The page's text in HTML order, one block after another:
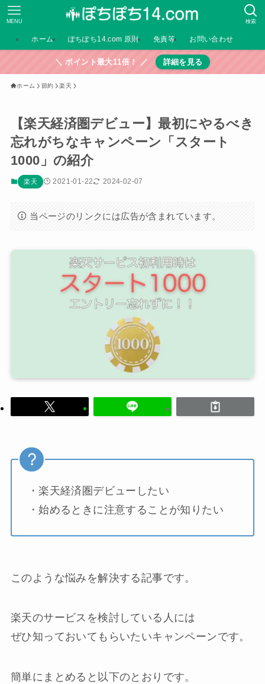
検索
MENU
ホーム ぽちぽち14.com 原則 免責等 お問い合わせ
＼ ポイント最大11倍！ ／ 詳細を見る
ホーム 節約 楽天
【楽天経済圏デビュー】最初にやるべき
忘れがちなキャンペーン「スタート
1000」の紹介
楽天 2021-01-22 2024-02-07
当ページのリンクには広告が含まれています。
・楽天経済圏デビューしたい
・始めるときに注意することが知りたい
このような悩みを解決する記事です。
楽天のサービスを検討している人には
ぜひ知っておいてもらいたいキャンペーンです。
簡単にまとめると以下のとおりです。